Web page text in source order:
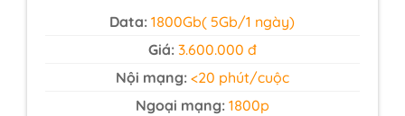
Data: 1800Gb( 5Gb/1 ngày)
Giá: 3.600.000 đ
Nội mạng: <20 phút/cuộc
Ngoại mạng: 1800p